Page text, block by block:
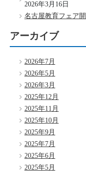
2026年3月16日
名古屋教育フェア
アーカイブ
2026年7月
2026年5月
2026年3月
2025年12月
2025年11月
2025年10月
2025年9月
2025年7月
2025年6月
2025年5月